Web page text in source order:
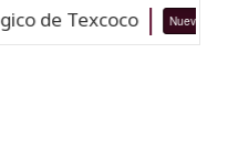
de Texcoco Nuevo